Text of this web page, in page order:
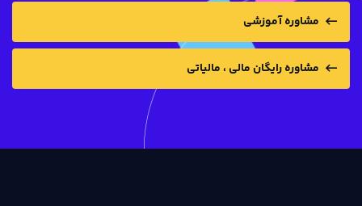
مشاوره آموزشی
مشاوره رایگان مالی ، مالیاتی